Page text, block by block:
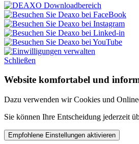
Schließen
Website komfortabel und
Dazu verwenden wir Cookies und
Sie können Ihre Entscheidung jederzeit